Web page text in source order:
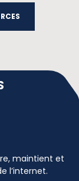
maintient et
l’internet.